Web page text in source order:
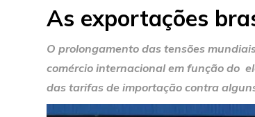
As exportações
O prolongamento das tensões
comércio internacional em função do
das tarifas de importação contra